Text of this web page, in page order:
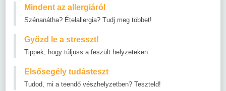
Mindent az allergiáról
Szénanátha? Ételallergia? Tudj meg többet!
Győzd le a stresszt!
Tippek, hogy túljuss a feszült helyzeteken.
Elsősegély tudásteszt
Tudod, mi a teendő vészhelyzetben? Teszteld!